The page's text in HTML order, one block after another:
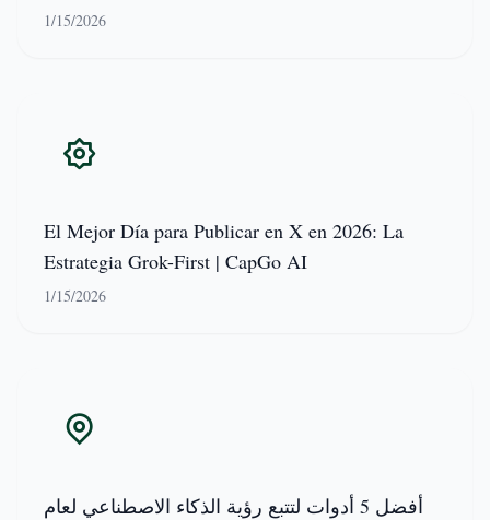
1/15/2026
El Mejor Día para Publicar en X en 2026: La
Estrategia Grok-First | CapGo AI
1/15/2026
أفضل 5 أدوات لتتبع رؤية الذكاء الاصطناعي لعام